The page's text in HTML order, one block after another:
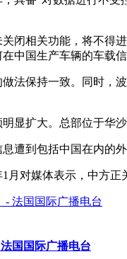
闭相关功能，将不
中国生产车辆的车载信
法保持一致。同时
显扩大。总部位于华
遭到包括中国在内的外
对媒体表示，中方
国国际广播电台